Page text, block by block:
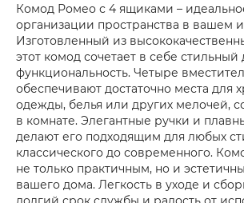
Комод Ромео с 4 ящиками –
организации пространства в вашем
Изготовленный из
этот комод сочетает в себе стильный
функциональность. Четыре
обеспечивают достаточно места для
одежды, белья или других мелочей,
в комнате. Элегантные ручки и
делают его подходящим для любых
классического до современного.
не только практичным, но и
вашего дома. Легкость в уходе и